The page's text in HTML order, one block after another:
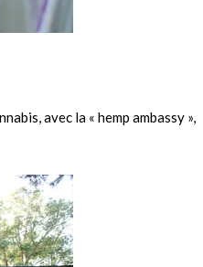
avec la « hemp ambassy »,